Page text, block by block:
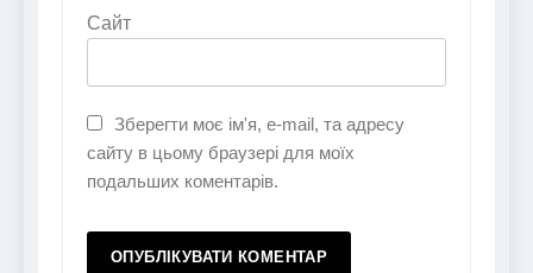
Сайт
Зберегти моє ім'я, e-mail, та адресу
сайту в цьому браузері для моїх
подальших коментарів.